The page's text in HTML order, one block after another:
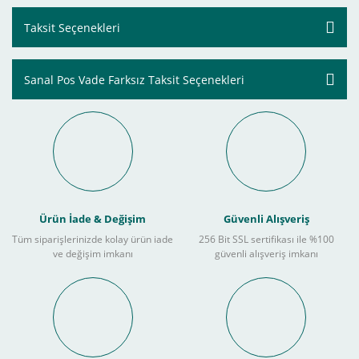
Taksit Seçenekleri
Sanal Pos Vade Farksız Taksit Seçenekleri
Ürün İade & Değişim
Tüm siparişlerinizde kolay ürün iade
ve değişim imkanı
Güvenli Alışveriş
256 Bit SSL sertifikası ile %100
güvenli alışveriş imkanı